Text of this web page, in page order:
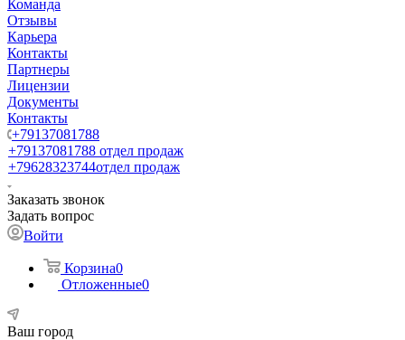
Команда
Отзывы
Карьера
Контакты
Партнеры
Лицензии
Документы
Контакты
+79137081788
+79137081788 отдел продаж
+79628323744отдел продаж
Заказать звонок
Задать вопрос
Войти
Корзина0
Отложенные0
Ваш город